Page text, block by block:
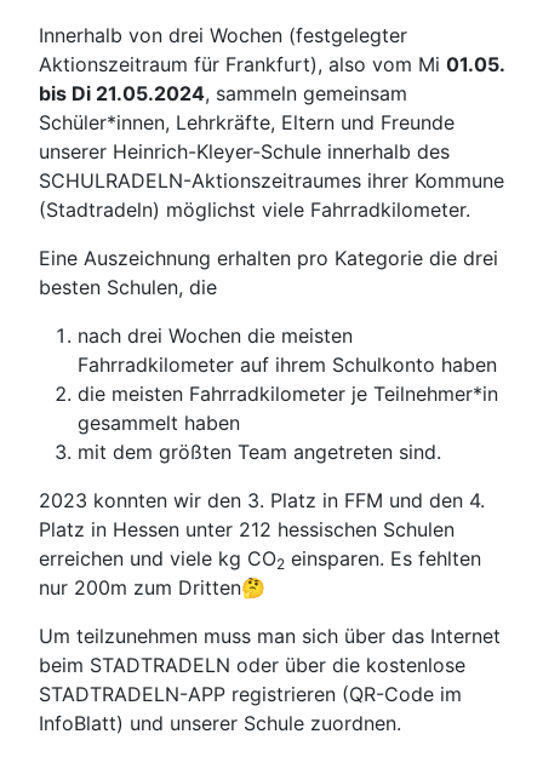
Innerhalb von drei Wochen (festgelegter
Aktionszeitraum für Frankfurt), also vom Mi 01.05.
bis Di 21.05.2024, sammeln gemeinsam
Schüler*innen, Lehrkräfte, Eltern und Freunde
unserer Heinrich-Kleyer-Schule innerhalb des
SCHULRADELN-Aktionszeitraumes ihrer Kommune
(Stadtradeln) möglichst viele Fahrradkilometer.
Eine Auszeichnung erhalten pro Kategorie die drei
besten Schulen, die
nach drei Wochen die meisten
Fahrradkilometer auf ihrem Schulkonto haben
die meisten Fahrradkilometer je Teilnehmer*in
gesammelt haben
mit dem größten Team angetreten sind.
2023 konnten wir den 3. Platz in FFM und den 4.
Platz in Hessen unter 212 hessischen Schulen
erreichen und viele kg CO2 einsparen. Es fehlten
nur 200m zum Dritten🤔
Um teilzunehmen muss man sich über das Internet
beim STADTRADELN oder über die kostenlose
STADTRADELN-APP registrieren (QR-Code im
InfoBlatt) und unserer Schule zuordnen.